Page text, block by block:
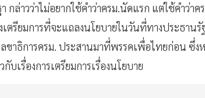
กล่าวว่าไม่อยากใช้คำว่าครม.นัดแรก แต่ใช้คำว่า
ตรียมการที่จะแถลงนโยบายในวันที่ทางประธานรั
ขาธิการครม. ประสานมาที่พรรคเพื่อไทยก่อน ซึ่ง
บเรื่องการเตรียมการเรื่องนโยบาย